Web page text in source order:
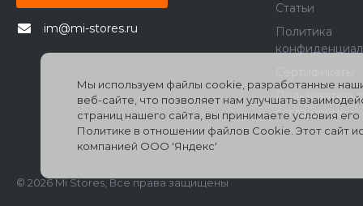
im@mi-stores.ru
Статьи
Политика
соглашение
© 2026 Mi Stores, Все права защищены
Мы используем файлы cookie, разработанные
веб-сайте, что позволяет нам улучшать
страниц нашего сайта, вы принимаете условия
Политике в отношении файлов Cookie. Этот сайт
компанией ООО 'Яндекс'